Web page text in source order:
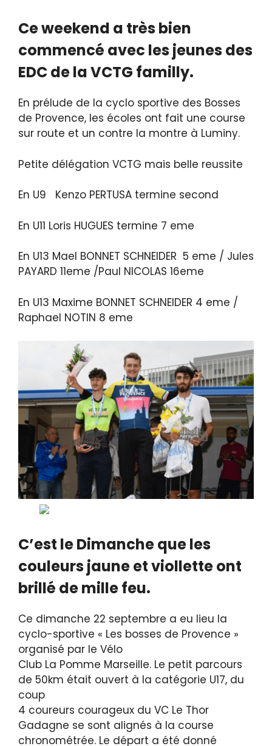
Ce weekend a très bien
commencé avec les jeunes des
EDC de la VCTG familly.
En prélude de la cyclo sportive des Bosses
de Provence, les écoles ont fait une course
sur route et un contre la montre à Luminy.
Petite délégation VCTG mais belle reussite
En U9 Kenzo PERTUSA termine second
En U11 Loris HUGUES termine 7 eme
En U13 Mael BONNET SCHNEIDER 5 eme / Jules
PAYARD 11eme /Paul NICOLAS 16eme
En U13 Maxime BONNET SCHNEIDER 4 eme /
Raphael NOTIN 8 eme
C’est le Dimanche que les
couleurs jaune et viollette ont
brillé de mille feu.
Ce dimanche 22 septembre a eu lieu la
cyclo-sportive « Les bosses de Provence »
organisé par le Vélo
Club La Pomme Marseille. Le petit parcours
de 50km était ouvert à la catégorie U17, du
coup
4 coureurs courageux du VC Le Thor
Gadagne se sont alignés à la course
chronométrée. Le départ a été donné